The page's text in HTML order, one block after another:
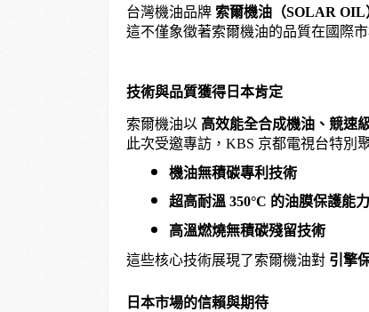
台灣機油品牌 索爾機油（SOLAR OIL
這不僅象徵著索爾機油的品質在國際
技術與品質獲得日本肯定
索爾機油以 高效能全合成機油、競速
此次受邀專訪，KBS 京都電視台特別
機油無積碳專利技術
超高耐溫 350°C 的油膜保護能力
高溫燃燒無積碳殘留技術
這些核心技術展現了索爾機油對 引擎
日本市場的信賴與期待